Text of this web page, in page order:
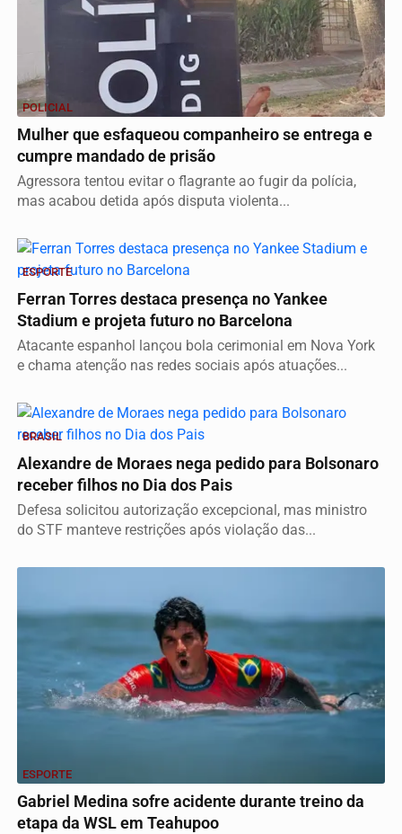
POLICIAL
Mulher que esfaqueou companheiro se entrega e
cumpre mandado de prisão
Agressora tentou evitar o flagrante ao fugir da polícia,
mas acabou detida após disputa violenta...
ESPORTE
Ferran Torres destaca presença no Yankee
Stadium e projeta futuro no Barcelona
Atacante espanhol lançou bola cerimonial em Nova York
e chama atenção nas redes sociais após atuações...
BRASIL
Alexandre de Moraes nega pedido para Bolsonaro
receber filhos no Dia dos Pais
Defesa solicitou autorização excepcional, mas ministro
do STF manteve restrições após violação das...
ESPORTE
Gabriel Medina sofre acidente durante treino da
etapa da WSL em Teahupoo